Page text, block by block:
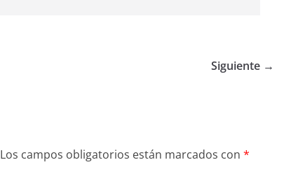
Siguiente →
Los campos obligatorios están marcados con *